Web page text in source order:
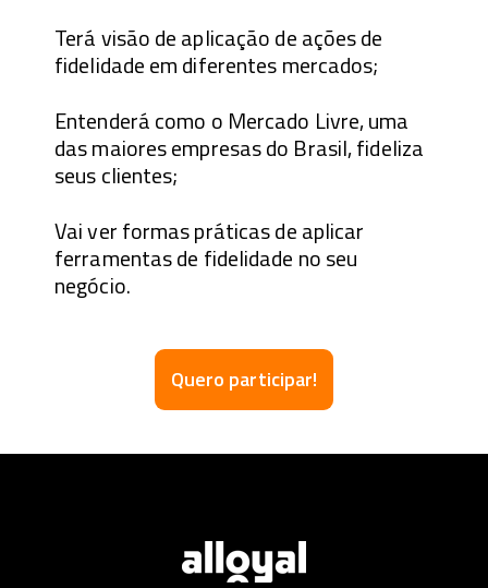
Terá visão de aplicação de ações de
fidelidade em diferentes mercados;
Entenderá como o Mercado Livre, uma
das maiores empresas do Brasil, fideliza
seus clientes;
Vai ver formas práticas de aplicar
ferramentas de fidelidade no seu
negócio.
Quero participar!